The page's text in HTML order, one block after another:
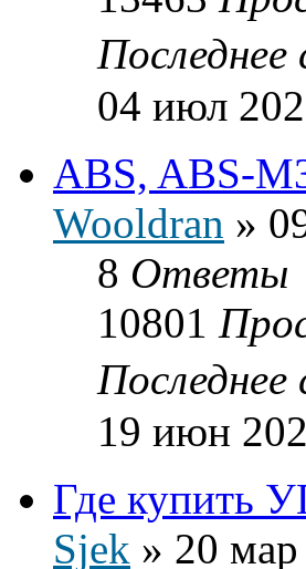
04 июл
ABS, ABS-
Wooldran »
8 Ответы
10801
19 июн
Где купить
Sjek » 20